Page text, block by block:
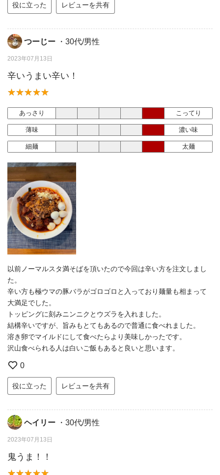
役に立った レビューを共有
つーじー ・30代/男性
2023年07月13日
辛いうまい辛い！
あっさり こってり
薄味 濃い味
細麺 太麺
以前ノーマルスタ満そばを頂いたので今回は辛い方を注文しまし
た。
辛い方も極ウマの豚バラがゴロゴロと入っており麺量も相まって
大満足でした。
トッピングに刻みニンニクとウズラを入れました。
結構辛いですが、旨みもとてもあるので普通に食べれました。
溶き卵でマイルドにして食べたらより美味しかったです。
沢山食べられる人は白いご飯もあると良いと思います。
0
役に立った レビューを共有
ヘイリー ・30代/男性
2023年07月13日
鬼うま！！